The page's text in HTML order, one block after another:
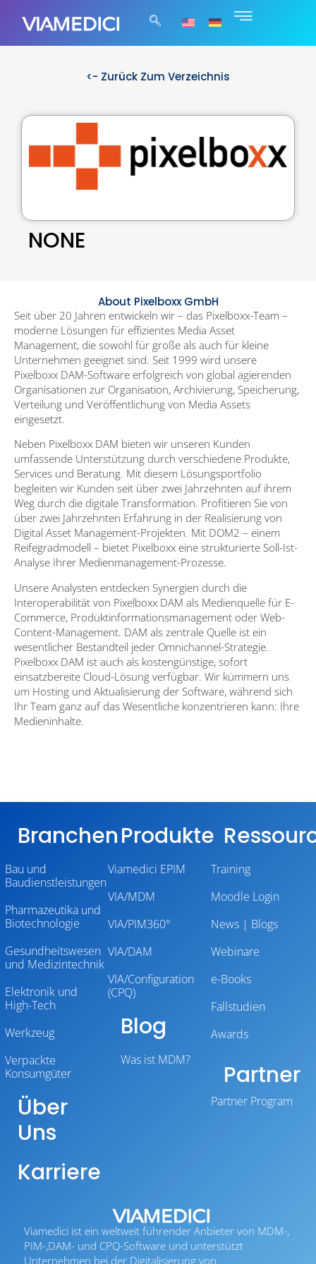
<- Zurück Zum Verzeichnis
NONE
About Pixelboxx GmbH
Seit über 20 Jahren entwickeln wir – das Pixelboxx-Team –
moderne Lösungen für effizientes Media Asset
Management, die sowohl für große als auch für kleine
Unternehmen geeignet sind. Seit 1999 wird unsere
Pixelboxx DAM-Software erfolgreich von global agierenden
Organisationen zur Organisation, Archivierung, Speicherung,
Verteilung und Veröffentlichung von Media Assets
eingesetzt.
Neben Pixelboxx DAM bieten wir unseren Kunden
umfassende Unterstützung durch verschiedene Produkte,
Services und Beratung. Mit diesem Lösungsportfolio
begleiten wir Kunden seit über zwei Jahrzehnten auf ihrem
Weg durch die digitale Transformation. Profitieren Sie von
über zwei Jahrzehnten Erfahrung in der Realisierung von
Digital Asset Management-Projekten. Mit DOM2 – einem
Reifegradmodell – bietet Pixelboxx eine strukturierte Soll-Ist-
Analyse Ihrer Medienmanagement-Prozesse.
Unsere Analysten entdecken Synergien durch die
Interoperabilität von Pixelboxx DAM als Medienquelle für E-
Commerce, Produktinformationsmanagement oder Web-
Content-Management. DAM als zentrale Quelle ist ein
wesentlicher Bestandteil jeder Omnichannel-Strategie.
Pixelboxx DAM ist auch als kostengünstige, sofort
einsatzbereite Cloud-Lösung verfügbar. Wir kümmern uns
um Hosting und Aktualisierung der Software, während sich
Ihr Team ganz auf das Wesentliche konzentrieren kann: Ihre
Medieninhalte.
Viamedici ist ein weltweit führender Anbieter von MDM-,
PIM-,DAM- und CPQ-Software und unterstützt
Unternehmen bei der Digitalisierung von
Branchen
Bau und
Baudienstleistungen
Pharmazeutika und
Biotechnologie
Gesundheitswesen
und Medizintechnik
Elektronik und
High-Tech
Werkzeug
Verpackte
Konsumgüter
Über
Uns
Karriere
Produkte
Viamedici EPIM
VIA/MDM
VIA/PIM360°
VIA/DAM
VIA/Configuration
(CPQ)
Blog
Was ist MDM?
Training
Moodle Login
News | Blogs
Webinare
e-Books
Fallstudien
Awards
Partner
Partner Program